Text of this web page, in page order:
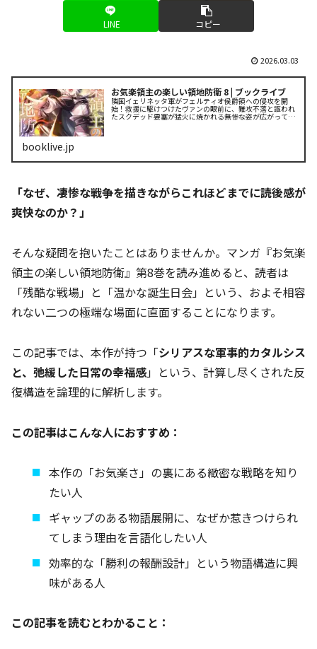
LINE コピー
2026.03.03
お気楽領主の楽しい領地防衛 8 | ブックライブ
隣国イェリネッタ軍がフェルティオ侯爵領への侵攻を開
始！救援に駆けつけたヴァンの眼前に、難攻不落と謳われ
たスクデッド要塞が猛火に焼かれる無惨な姿が広がってい
た。敵の予想外の兵器に国境騎士団や市民の命が踏みにじ
booklive.jp
「なぜ、凄惨な戦争を描きながらこれほどまでに読後感が
爽快なのか？」
そんな疑問を抱いたことはありませんか。マンガ『お気楽
領主の楽しい領地防衛』第8巻を読み進めると、読者は
「残酷な戦場」と「温かな誕生日会」という、およそ相容
れない二つの極端な場面に直面することになります。
この記事では、本作が持つ「シリアスな軍事的カタルシス
と、弛緩した日常の幸福感」という、計算し尽くされた反
復構造を論理的に解析します。
この記事はこんな人におすすめ：
本作の「お気楽さ」の裏にある緻密な戦略を知り
たい人
ギャップのある物語展開に、なぜか惹きつけられ
てしまう理由を言語化したい人
効率的な「勝利の報酬設計」という物語構造に興
味がある人
この記事を読むとわかること：